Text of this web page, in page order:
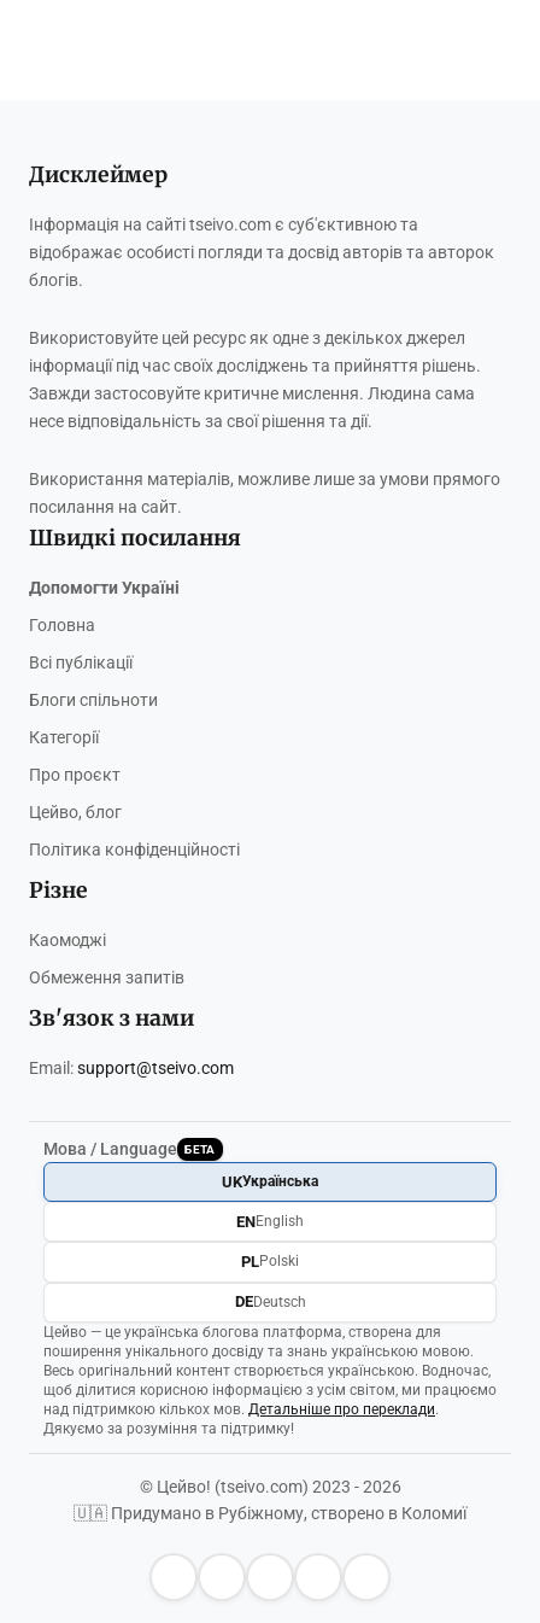
Дисклеймер
Інформація на сайті tseivo.com є суб'єктивною та
відображає особисті погляди та досвід авторів та авторок
блогів.
Використовуйте цей ресурс як одне з декількох джерел
інформації під час своїх досліджень та прийняття рішень.
Завжди застосовуйте критичне мислення. Людина сама
несе відповідальність за свої рішення та дії.
Використання матеріалів, можливе лише за умови прямого
посилання на сайт.
Швидкі посилання
Допомогти Україні
Головна
Всі публікації
Блоги спільноти
Категорії
Про проєкт
Цейво, блог
Політика конфіденційності
Різне
Каомоджі
Обмеження запитів
Зв'язок з нами
Email:support@tseivo.com
Мова / Language БЕТА
Цейво — це українська блогова платформа, створена для
поширення унікального досвіду та знань українською мовою.
Весь оригінальний контент створюється українською. Водночас,
щоб ділитися корисною інформацією з усім світом, ми працюємо
над підтримкою кількох мов. Детальніше про переклади.
Дякуємо за розуміння та підтримку!
UKУкраїнська
ENEnglish
PLPolski
DEDeutsch
© Цейво! (tseivo.com) 2023 - 2026
🇺🇦 Придумано в Рубіжному, створено в Коломиї